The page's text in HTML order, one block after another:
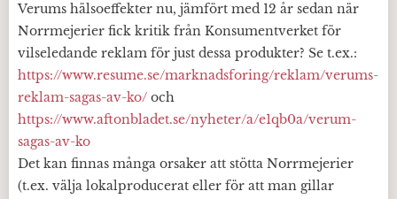
Verums hälsoeffekter nu, jämfört med 12 år sedan när
Norrmejerier fick kritik från Konsumentverket för
vilseledande reklam för just dessa produkter? Se t.ex.:
https://www.resume.se/marknadsforing/reklam/verums-
reklam-sagas-av-ko/ och
https://www.aftonbladet.se/nyheter/a/e1qb0a/verum-
sagas-av-ko
Det kan finnas många orsaker att stötta Norrmejerier
(t.ex. välja lokalproducerat eller för att man gillar